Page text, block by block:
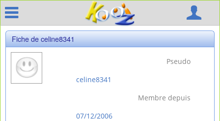
Fiche de celine8341
Pseudo
celine8341
Membre depuis
07/12/2006